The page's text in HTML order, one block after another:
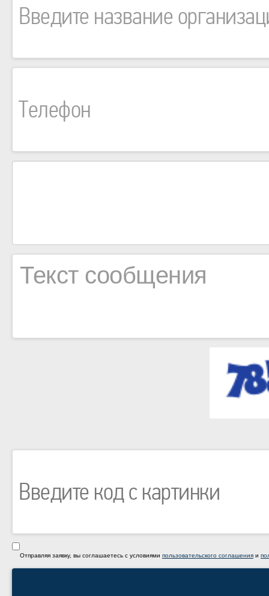
Отправляя заявку, вы соглашаетесь с условиями пользовательского соглашения и